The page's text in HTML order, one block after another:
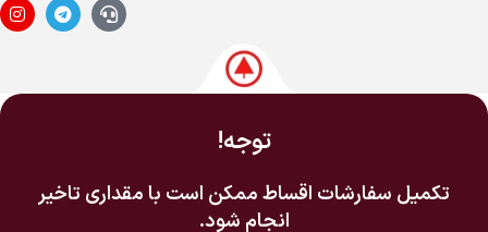
توجه!
تکمیل سفارشات اقساط ممکن است با مقداری تاخیر
انجام شود.